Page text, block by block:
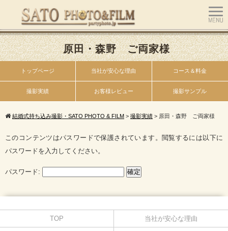
原田・森野 ご両家様
トップページ 当社が安心な理由 コース＆料金
撮影実績 お客様レビュー 撮影サンプル
結婚式持ち込み撮影・SATO PHOTO & FILM > 撮影実績 > 原田・森野 ご両家様
このコンテンツはパスワードで保護されています。閲覧するには以下に
パスワードを入力してください。
パスワード:
TOP 当社が安心な理由